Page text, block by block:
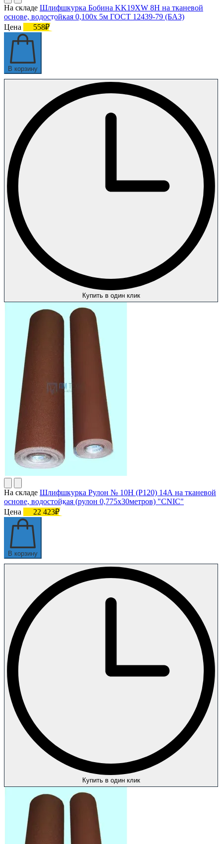
На складе Шлифшкурка Бобина KK19XW 8H на тканевой
основе, водостойкая 0,100х 5м ГОСТ 12439-79 (БАЗ)
Цена
558₽
В корзину
Купить в один клик
На складе Шлифшкурка Рулон № 10Н (P120) 14А на тканевой
основе, водостойкая (рулон 0,775х30метров) "CNIC"
Цена
22 423₽
В корзину
Купить в один клик